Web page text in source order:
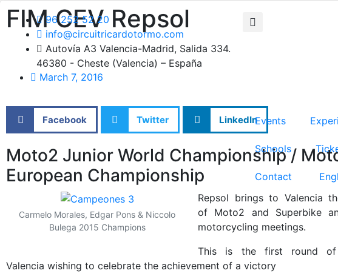
96 252 52 20
info@circuitricardotormo.com
Autovía A3 Valencia-Madrid, Salida 334.
46380 - Cheste (Valencia) – España
Events
Schools
Contact
FIM CEV Repsol
March 7, 2016
Facebook Twitter LinkedIn
Moto2 Junior World Championship /
European Championship
Carmelo Morales, Edgar Pons & Niccolo
Bulega 2015 Champions
Repsol brings to Valencia
of Moto2 and Superbike
motorcycling meetings.
This is the first round of
Valencia wishing to celebrate the achievement of a victory